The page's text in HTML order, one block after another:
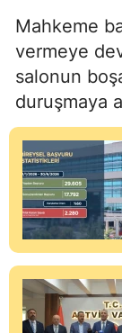
Mahkeme
vermeye
salonun
duruşmaya